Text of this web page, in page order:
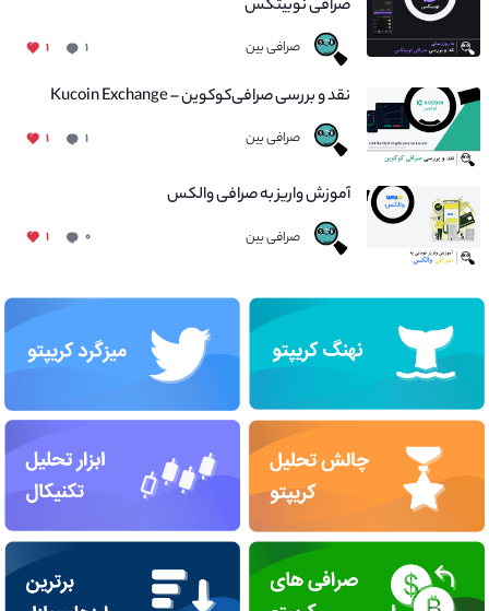
صرافی نوبیتکس
صرافی بین ۱ ۱
نقد و بررسی صرافی‌کوکوین – Kucoin Exchange
صرافی بین ۱ ۱
آموزش واریز به صرافی والکس
صرافی بین ۰ ۱